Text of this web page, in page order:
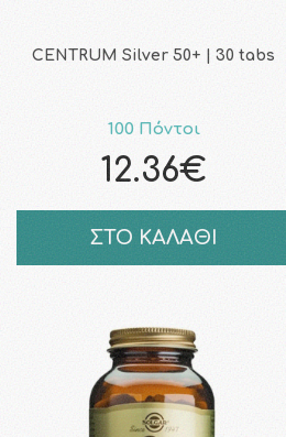
CENTRUM Silver 50+ | 30 tabs
100 Πόντοι
12.36€
ΣΤΟ ΚΑΛΑΘΙ